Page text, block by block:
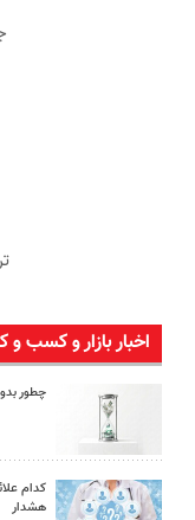
اخبار بازار و کسب و
چطور
کدام
هشدار